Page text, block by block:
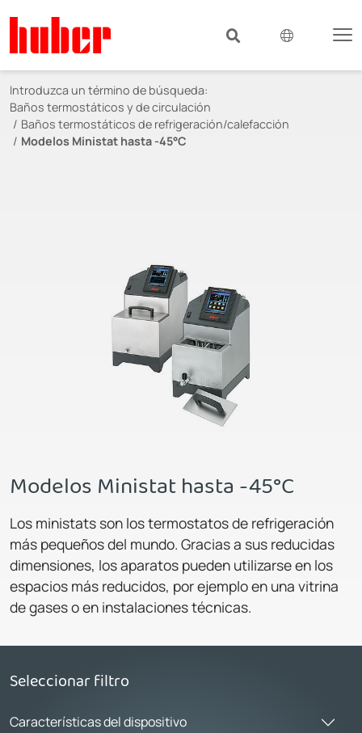
Introduzca un término de búsqueda:
Baños termostáticos y de circulación
Baños termostáticos de refrigeración/calefacción
Modelos Ministat hasta -45°C
Modelos Ministat hasta -45°C
Los ministats son los termostatos de refrigeración
más pequeños del mundo. Gracias a sus reducidas
dimensiones, los aparatos pueden utilizarse en los
espacios más reducidos, por ejemplo en una vitrina
de gases o en instalaciones técnicas.
Seleccionar filtro
Características del dispositivo